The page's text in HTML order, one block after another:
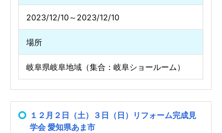
2023/12/10～2023/12/10
場所
岐阜県岐阜地域（集合：岐阜ショールーム）
１２月２日（土）３日（日）リフォーム完成見
学会 愛知県あま市